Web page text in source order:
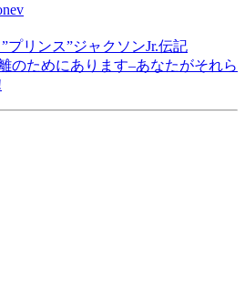
プリンス”ジャクソンJr.伝記
のためにあります–あなたがそれら